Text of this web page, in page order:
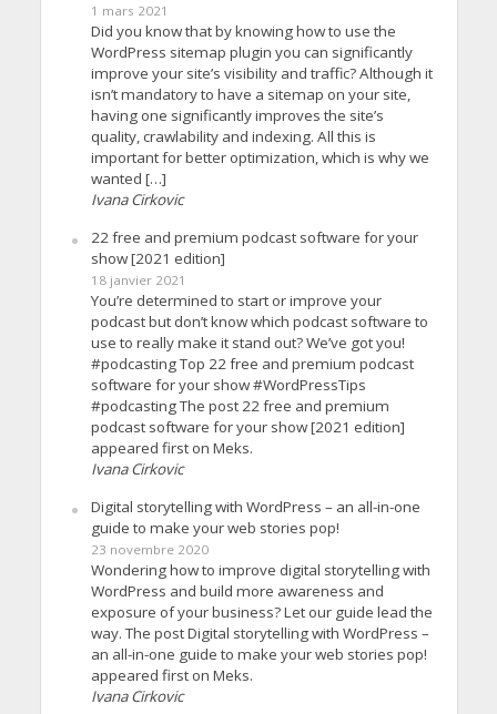
1 mars 2021
Did you know that by knowing how to use the
WordPress sitemap plugin you can significantly
improve your site’s visibility and traffic? Although it
isn’t mandatory to have a sitemap on your site,
having one significantly improves the site’s
quality, crawlability and indexing. All this is
important for better optimization, which is why we
wanted […]
Ivana Cirkovic
22 free and premium podcast software for your
show [2021 edition]
18 janvier 2021
You’re determined to start or improve your
podcast but don’t know which podcast software to
use to really make it stand out? We’ve got you!
#podcasting Top 22 free and premium podcast
software for your show #WordPressTips
#podcasting The post 22 free and premium
podcast software for your show [2021 edition]
appeared first on Meks.
Ivana Cirkovic
Digital storytelling with WordPress – an all-in-one
guide to make your web stories pop!
23 novembre 2020
Wondering how to improve digital storytelling with
WordPress and build more awareness and
exposure of your business? Let our guide lead the
way. The post Digital storytelling with WordPress –
an all-in-one guide to make your web stories pop!
appeared first on Meks.
Ivana Cirkovic